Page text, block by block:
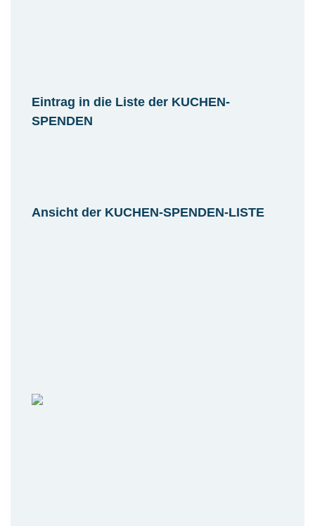
Eintrag in die Liste der KUCHEN-
SPENDEN
Ansicht der KUCHEN-SPENDEN-LISTE